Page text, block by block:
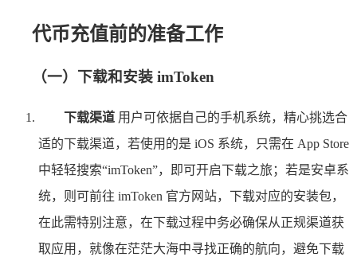
代币充值前的准备工作
（一）下载和安装 imToken
下载渠道 用户可依据自己的手机系统，精心挑选合
适的下载渠道，若使用的是 iOS 系统，只需在 App Store
中轻轻搜索“imToken”，即可开启下载之旅；若是安卓系
统，则可前往 imToken 官方网站，下载对应的安装包，
在此需特别注意，在下载过程中务必确保从正规渠道获
取应用，就像在茫茫大海中寻找正确的航向，避免下载